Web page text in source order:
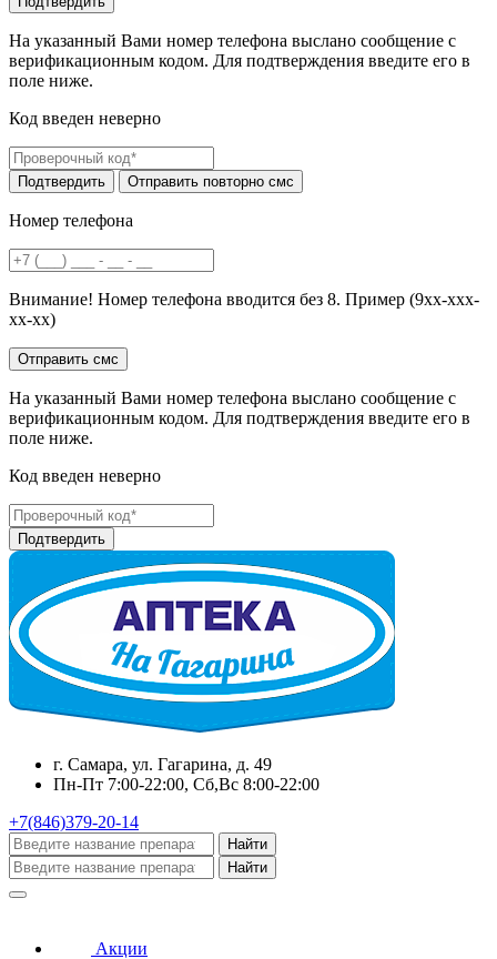
На указанный Вами номер телефона выслано сообщение с
верификационным кодом. Для подтверждения введите его в
поле ниже.
Код введен неверно
Номер телефона
Внимание! Номер телефона вводится без 8. Пример (9хх-ххх-
хх-хх)
На указанный Вами номер телефона выслано сообщение с
верификационным кодом. Для подтверждения введите его в
поле ниже.
Код введен неверно
г. Самара, ул. Гагарина, д. 49
Пн-Пт 7:00-22:00, Сб,Вс 8:00-22:00
+7(846)379-20-14
Найти
Найти
Акции